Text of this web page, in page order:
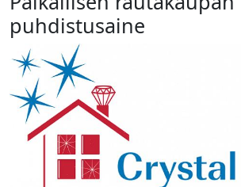
puhdistusaine